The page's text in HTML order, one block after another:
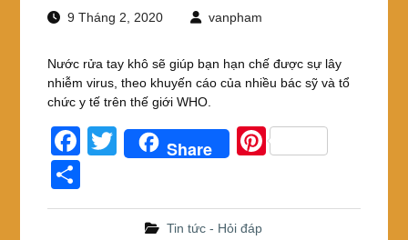
9 Tháng 2, 2020 vanpham
Nước rửa tay khô sẽ giúp bạn hạn chế được sự lây
nhiễm virus, theo khuyến cáo của nhiều bác sỹ và tổ
chức y tế trên thế giới WHO.
F
a
c
T
Share
Pi
h
Tin tức - Hỏi đáp